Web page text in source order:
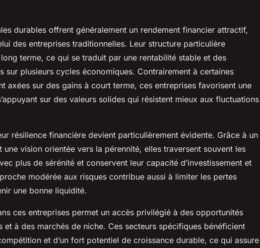
durables offrent généralement un rendement financier attractif,
des entreprises traditionnelles. Leur structure particulière
terme, ce qui se traduit par une rentabilité stable et des
sur plusieurs cycles économiques. Contrairement à certaines
axées sur des gains à court terme, ces entreprises favorisent une
sur des valeurs solides qui résistent mieux aux fluctuations
résilience financière devient particulièrement évidente. Grâce à un
vision orientée vers la pérennité, elles traversent souvent les
plus de sérénité et conservent leur capacité d’investissement et
modérée aux risques contribue aussi à limiter les pertes
une bonne liquidité.
ces entreprises permet un accès privilégié à des opportunités
et à des marchés de niche. Ces secteurs spécifiques bénéficient
et d’un fort potentiel de croissance durable, ce qui assure